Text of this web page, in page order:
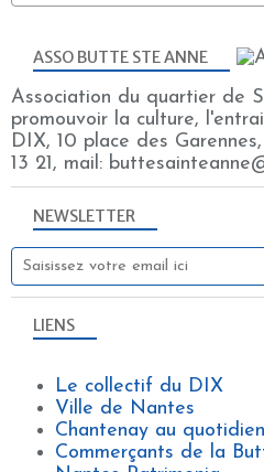
NEWSLETTER
ASSO BUTTE STE ANNE
Association du quartier de
promouvoir la culture,
DIX, 10 place des
13 21, mail:
LIENS
Le collectif du DIX
Ville de Nantes
Chantenay au quotidien
Commerçants de la